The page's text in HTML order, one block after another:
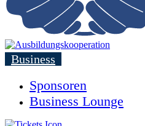
Business
Sponsoren
Business Lounge